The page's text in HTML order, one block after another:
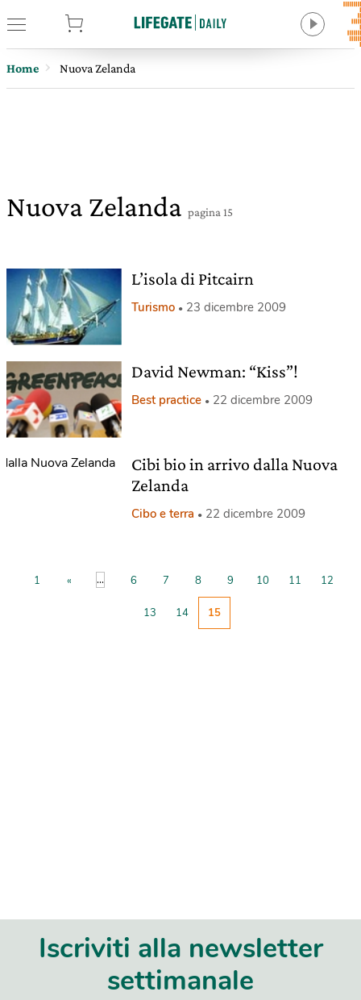
Home Nuova Zelanda
Nuova Zelanda pagina 15
L’isola di Pitcairn
Turismo 23 dicembre 2009
David Newman: “Kiss”!
Best practice 22 dicembre 2009
Cibi bio in arrivo dalla Nuova
Zelanda
Cibo e terra 22 dicembre 2009
1 « ... 6 7 8 9 10 11 12
13 14 15
Iscriviti alla newsletter
settimanale